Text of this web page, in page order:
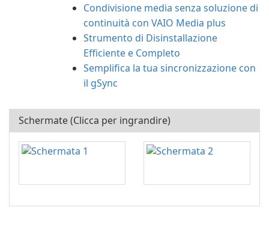
Condivisione media senza soluzione di
continuità con VAIO Media plus
Strumento di Disinstallazione
Efficiente e Completo
Semplifica la tua sincronizzazione con
il gSync
Schermate (Clicca per ingrandire)